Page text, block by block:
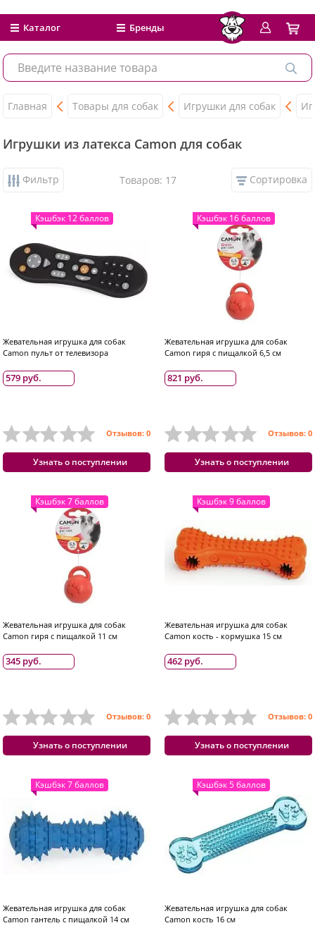
Каталог Бренды
Главная Товары для собак Игрушки для собак
Игрушки из латекса Camon для собак
Фильтр Товаров: 17 Сортировка
Кэшбэк 12 баллов
Жевательная игрушка для собак
Camon пульт от телевизора
579 руб.
Отзывов: 0
Узнать о поступлении
Кэшбэк 16 баллов
Жевательная игрушка для собак
Camon гиря с пищалкой 6,5 см
821 руб.
Отзывов: 0
Узнать о поступлении
Кэшбэк 7 баллов
Жевательная игрушка для собак
Camon гиря с пищалкой 11 см
345 руб.
Отзывов: 0
Узнать о поступлении
Кэшбэк 9 баллов
Жевательная игрушка для собак
Camon кость - кормушка 15 см
462 руб.
Отзывов: 0
Узнать о поступлении
Кэшбэк 7 баллов
Жевательная игрушка для собак
Camon гантель с пищалкой 14 см
Кэшбэк 5 баллов
Жевательная игрушка для собак
Camon кость 16 см